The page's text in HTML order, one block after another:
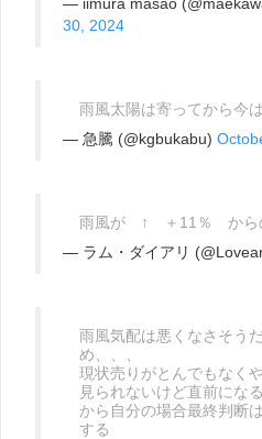
30, 2024
雨風太陽は寄ってから今
— 急騰 (@kgbukabu)
雨風が ↑ ＋11％ から
— ラム・ダイアリ
雨風気配は悪くなさそう
め、、、
現状売りがとんでもなく
見られないけど直前にな
から自分の場合最終判断
する